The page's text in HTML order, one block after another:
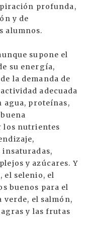
profunda,
y de
alumnos.
supone el
su energía,
la demanda de
adecuada
agua, proteínas,
los nutrientes
y azúcares. Y
el selenio, el
buenos para el
verde, el salmón,
y las frutas